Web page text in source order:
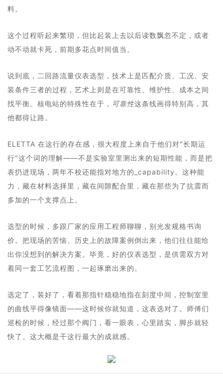
料。
这个过程听起来繁琐，但比起装上去以后读数飘忽不定，或者
动不动就卡死，前期多花点时间值当。
说到底，二回路流量仪表选型，技术上是匹配介质、工况、安
装条件三者的过程，艺术上则是在可靠性、维护性、成本之间
找平衡。核电站的特殊性在于， 可靠性这条线画得特别高，其
他都得让路。
ELETTA 在这行的存在感，很大程度上来自于他们对"长期运
行"这个词的理解——不是实验室里测出来的短期性能，而是把
表扔进现场，两年不校还能指对地方的_capability。这种能
力，藏在材料选择里，藏在间隙配合里，藏在那些为了抗震而
多加的一个支撑点上。
选型的时候，多跟厂家的应用工程师聊聊，别光发规格书询
价。把现场的苦恼、历史上的故障案例倒出来，他们往往能给
出你没想到的解决方案。毕竟，好的仪表选型，是供需双方对
着同一套工艺流程图，一起琢磨出来的。
选定了，装好了，看着那指针稳稳地指在刻度中间，控制室里
的曲线平得像镜面——这时候你就知道，这表选对了。师傅们
巡检的时候，经过那个阀门，看一眼表，心里踏实，脚步就轻
快了。这大概是干这行最大的成就感。